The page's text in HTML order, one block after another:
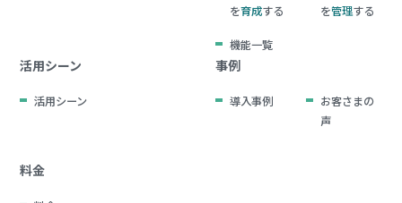
を育成する
を管理する
機能一覧
活用シーン
活用シーン
事例
導入事例
お客さまの
声
料金